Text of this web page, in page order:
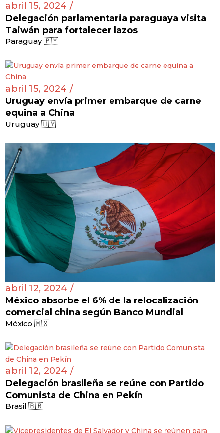
abril 15, 2024 /
Delegación parlamentaria paraguaya visita
Taiwán para fortalecer lazos
Paraguay 🇵🇾
abril 15, 2024 /
Uruguay envía primer embarque de carne
equina a China
Uruguay 🇺🇾
abril 12, 2024 /
México absorbe el 6% de la relocalización
comercial china según Banco Mundial
México 🇲🇽
abril 12, 2024 /
Delegación brasileña se reúne con Partido
Comunista de China en Pekín
Brasil 🇧🇷